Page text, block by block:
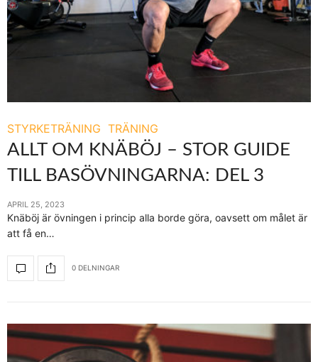
STYRKETRÄNING TRÄNING
ALLT OM KNÄBÖJ – STOR GUIDE
TILL BASÖVNINGARNA: DEL 3
APRIL 25, 2023
Knäböj är övningen i princip alla borde göra, oavsett om målet är
att få en…
0 DELNINGAR